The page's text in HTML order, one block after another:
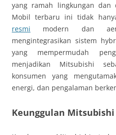
yang ramah lingkungan dan
Mobil terbaru ini tidak
resmi modern dan
mengintegrasikan sistem
yang mempermudah
menjadikan Mitsubishi
konsumen yang
energi, dan pengalaman
Keunggulan Mitsubishi